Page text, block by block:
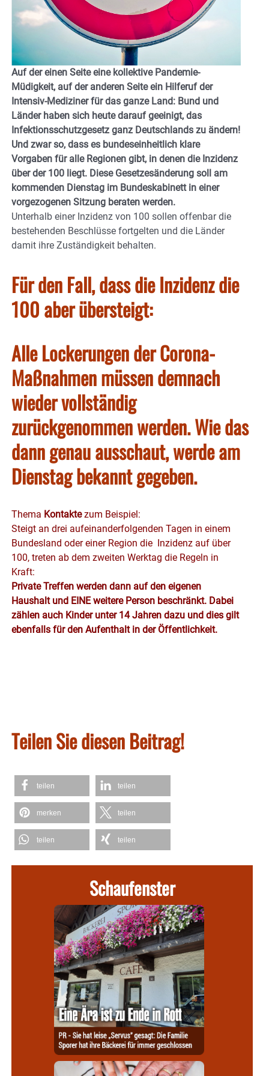
Auf der einen Seite eine kollektive Pandemie-
Müdigkeit, auf der anderen Seite ein Hilferuf der
Intensiv-Mediziner für das ganze Land: Bund und
Länder haben sich heute darauf geeinigt, das
Infektionsschutzgesetz ganz Deutschlands zu ändern!
Und zwar so, dass es bundeseinheitlich klare
Vorgaben für alle Regionen gibt, in denen die Inzidenz
über der 100 liegt. Diese Gesetzesänderung soll am
kommenden Dienstag im Bundeskabinett in einer
vorgezogenen Sitzung beraten werden.
Unterhalb einer Inzidenz von 100 sollen offenbar die
bestehenden Beschlüsse fortgelten und die Länder
damit ihre Zuständigkeit behalten.
Für den Fall, dass die Inzidenz die
100 aber übersteigt:
Alle Lockerungen der Corona-
Maßnahmen müssen demnach
wieder vollständig
zurückgenommen werden. Wie das
dann genau ausschaut, werde am
Dienstag bekannt gegeben.
Thema Kontaktezum Beispiel:
Steigt an drei aufeinanderfolgenden Tagen in einem
Bundesland oder einer Region die Inzidenz auf über
100, treten ab dem zweiten Werktag die Regeln in
Kraft:
Private Treffen werden dann auf den eigenen
Haushalt und EINE weitere Person beschränkt. Dabei
zählen auch Kinder unter 14 Jahren dazu und dies gilt
ebenfalls für den Aufenthalt in der Öffentlichkeit.
Teilen Sie diesen Beitrag!
teilen teilen
merken teilen
teilen teilen
Schaufenster